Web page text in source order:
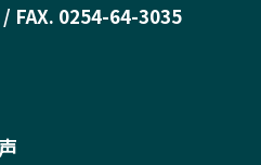
FAX. 0254-64-3035